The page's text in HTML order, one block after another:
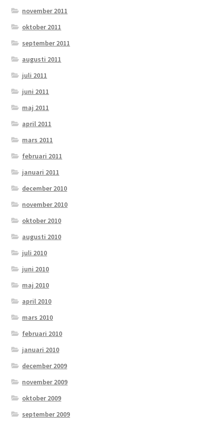
november 2011
oktober 2011
september 2011
augusti 2011
juli 2011
juni 2011
maj 2011
april 2011
mars 2011
februari 2011
januari 2011
december 2010
november 2010
oktober 2010
augusti 2010
juli 2010
juni 2010
maj 2010
april 2010
mars 2010
februari 2010
januari 2010
december 2009
november 2009
oktober 2009
september 2009